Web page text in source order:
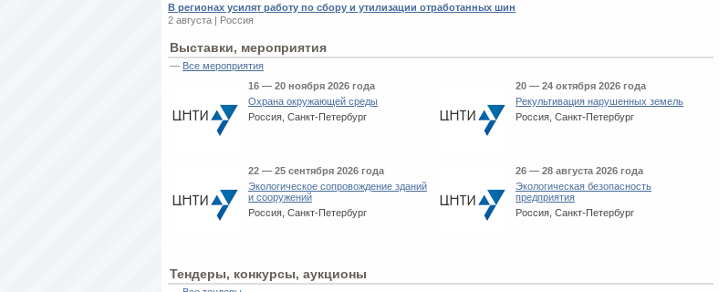
В регионах усилят работу по сбору и утилизации отработанных шин
2 августа | Россия
Выставки, мероприятия
— Все мероприятия
16 — 20 ноября 2026 года
Охрана окружающей среды
Россия, Санкт-Петербург
20 — 24 октября 2026 года
Рекультивация нарушенных земель
Россия, Санкт-Петербург
22 — 25 сентября 2026 года
Экологическое сопровождение зданий
и сооружений
Россия, Санкт-Петербург
26 — 28 августа 2026 года
Экологическая безопасность
предприятия
Россия, Санкт-Петербург
Тендеры, конкурсы, аукционы